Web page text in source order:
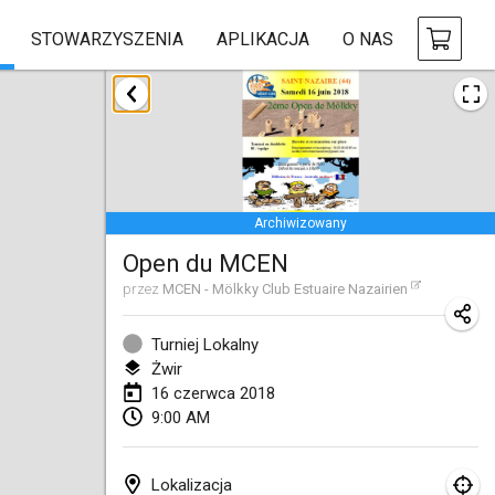
STOWARZYSZENIA APLIKACJA O NAS
Archiwizowany
Open du MCEN
przez MCEN - Mölkky Club Estuaire Nazairien
Turniej Lokalny
Żwir
16 czerwca 2018
9:00 AM
Lokalizacja
styczeń 2018
Open des rois de Mölkky
21 sty 2018|Francja
Individuel du Garo
21 sty 2018|Francja
Tournoi d'Hiver
27 sty 2018|
27 sty 2018
luty 2018